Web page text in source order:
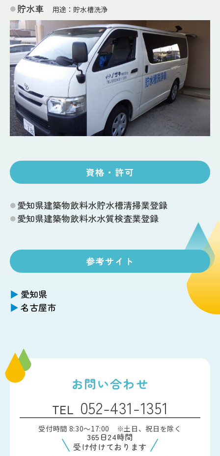
貯水車 用途：貯水槽洗浄
資格・許可
愛知県建築物飲料水貯水槽清掃業登録
愛知県建築物飲料水水質検査業登録
参考サイト
愛知県
名古屋市
お問い合わせ
TEL 052-431-1351
受付時間 8:30〜17:00 ※土日、祝日を除く
365日24時間
受け付けております